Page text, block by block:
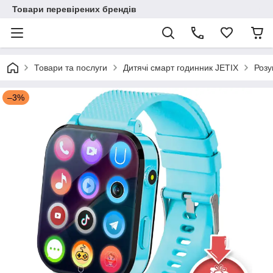
Товари перевірених брендів
Товари та послуги Дитячі смарт годинник JETIX
–3%